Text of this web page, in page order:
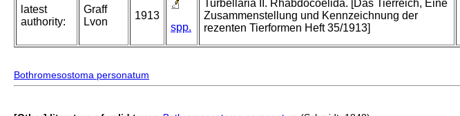
latest
authority:
Graff
Lvon
1913
spp.
Turbellaria II. Rhabdocoelida. [Das Tierreich, Eine
Zusammenstellung und Kennzeichnung der
rezenten Tierformen Heft 35/1913]
Bothromesostoma personatum